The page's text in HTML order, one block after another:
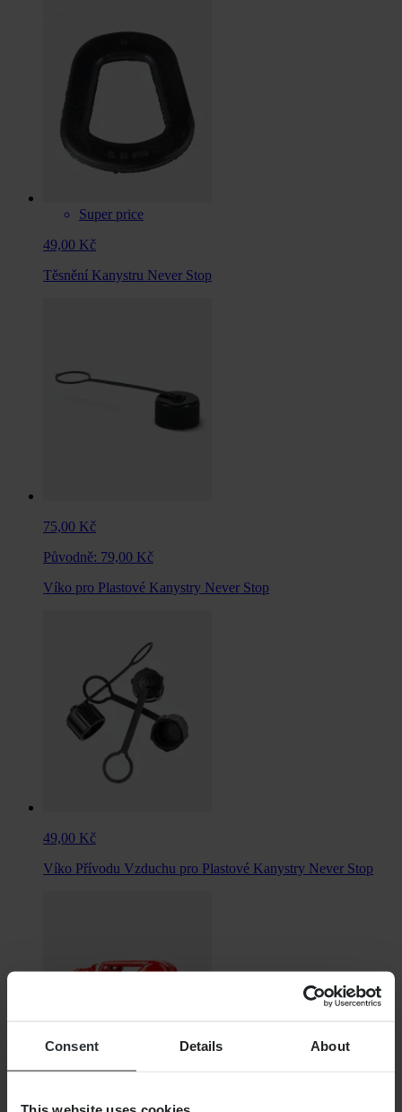
Consent Details About
Super price
49,00 Kč
Těsnění Kanystru Never Stop
75,00 Kč
Původně: 79,00 Kč
Víko pro Plastové Kanystry Never Stop
49,00 Kč
Víko Přívodu Vzduchu pro Plastové Kanystry Never Stop